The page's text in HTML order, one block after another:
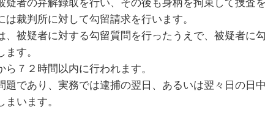
裁判所に対して勾留請求を行います。
、被疑者に対する勾留質問を行ったうえで、被疑者に
す。
７２時間以内に行われます。
題であり、実務では逮捕の翌日、あるいは翌々日の日
います。